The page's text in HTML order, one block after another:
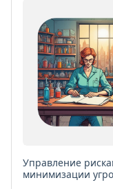
Управление
минимизации